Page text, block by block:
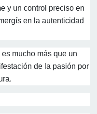
y un control preciso en
en la autenticidad
mucho más que un
de la pasión por